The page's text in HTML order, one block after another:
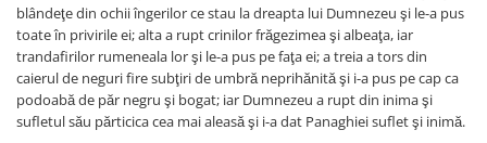
blândeţe din ochii îngerilor ce stau la dreapta lui Dumnezeu şi le-a pus
toate în privirile ei; alta a rupt crinilor frăgezimea şi albeaţa, iar
trandafirilor rumeneala lor şi le-a pus pe faţa ei; a treia a tors din
caierul de neguri fire subţiri de umbră neprihănită şi i-a pus pe cap ca
podoabă de păr negru şi bogat; iar Dumnezeu a rupt din inima şi
sufletul său părticica cea mai aleasă şi i-a dat Panaghiei suflet şi inimă.